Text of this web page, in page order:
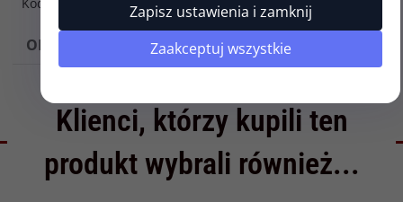
OPINIE
Klienci, którzy kupili ten
produkt wybrali również...
Zapisz ustawienia i zamknij
Zaakceptuj wszystkie